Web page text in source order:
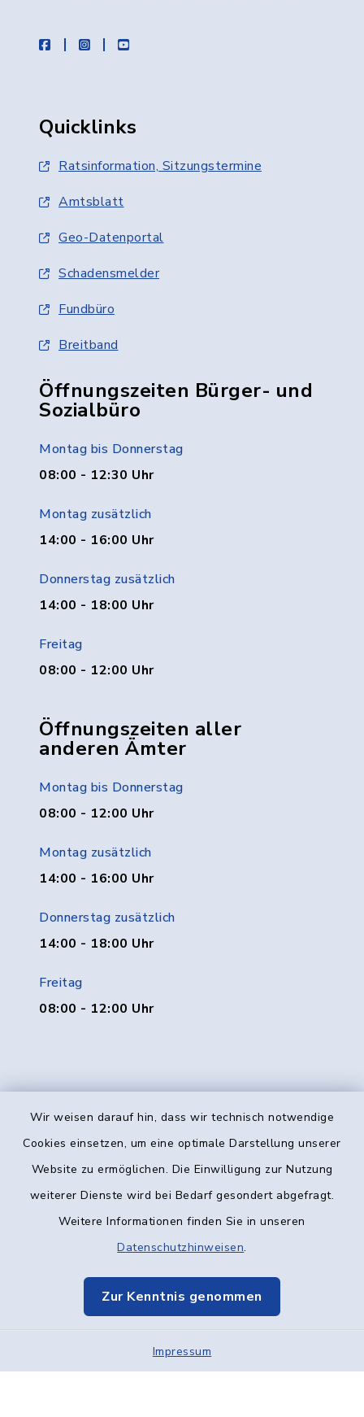
Wir weisen darauf hin, dass wir technisch notwendige
Cookies einsetzen, um eine optimale Darstellung unserer
Website zu ermöglichen. Die Einwilligung zur Nutzung
weiterer Dienste wird bei Bedarf gesondert abgefragt.
Weitere Informationen finden Sie in unseren
Datenschutzhinweisen.
Zur Kenntnis genommen
Impressum
facebookinstagramyoutube
Quicklinks
Ratsinformation, Sitzungstermine
Amtsblatt
Geo-Datenportal
Schadensmelder
Fundbüro
Breitband
Öffnungszeiten Bürger- und
Sozialbüro
Montag bis Donnerstag
08:00 - 12:30 Uhr
Montag zusätzlich
14:00 - 16:00 Uhr
Donnerstag zusätzlich
14:00 - 18:00 Uhr
Freitag
08:00 - 12:00 Uhr
Öffnungszeiten aller
anderen Ämter
Montag bis Donnerstag
08:00 - 12:00 Uhr
Montag zusätzlich
14:00 - 16:00 Uhr
Donnerstag zusätzlich
14:00 - 18:00 Uhr
Freitag
08:00 - 12:00 Uhr
Kontakt
Datenschutz
Elektronische Kommunikation
Sitemap